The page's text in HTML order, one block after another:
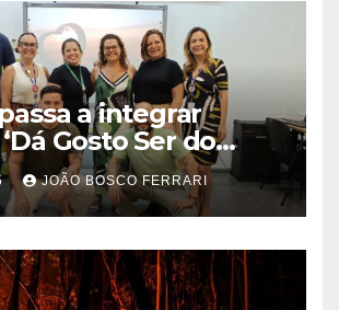
a integrar
Gosto Ser do
| ASN São Paulo
JOÃO BOSCO FERRARI